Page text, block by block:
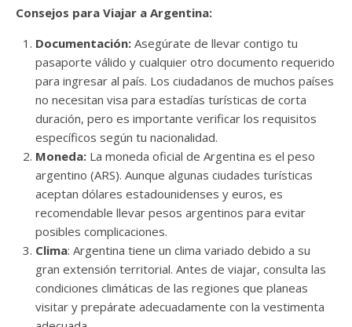
Consejos para Viajar a Argentina:
Documentación: Asegúrate de llevar contigo tu
pasaporte válido y cualquier otro documento requerido
para ingresar al país. Los ciudadanos de muchos países
no necesitan visa para estadías turísticas de corta
duración, pero es importante verificar los requisitos
específicos según tu nacionalidad.
Moneda: La moneda oficial de Argentina es el peso
argentino (ARS). Aunque algunas ciudades turísticas
aceptan dólares estadounidenses y euros, es
recomendable llevar pesos argentinos para evitar
posibles complicaciones.
Clima: Argentina tiene un clima variado debido a su
gran extensión territorial. Antes de viajar, consulta las
condiciones climáticas de las regiones que planeas
visitar y prepárate adecuadamente con la vestimenta